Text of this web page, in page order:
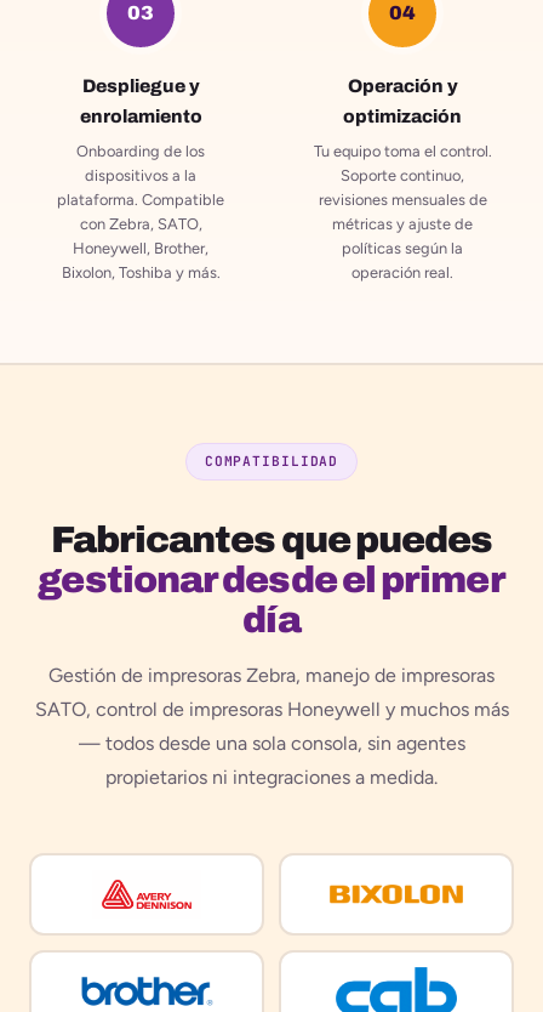
03
Despliegue y
enrolamiento
Onboarding de los
dispositivos a la
plataforma. Compatible
con Zebra, SATO,
Honeywell, Brother,
Bixolon, Toshiba y más.
04
Operación y
optimización
Tu equipo toma el control.
Soporte continuo,
revisiones mensuales de
métricas y ajuste de
políticas según la
operación real.
COMPATIBILIDAD
Fabricantes que puedes
gestionar desde el primer
día
Gestión de impresoras Zebra, manejo de impresoras
SATO, control de impresoras Honeywell y muchos más
— todos desde una sola consola, sin agentes
propietarios ni integraciones a medida.